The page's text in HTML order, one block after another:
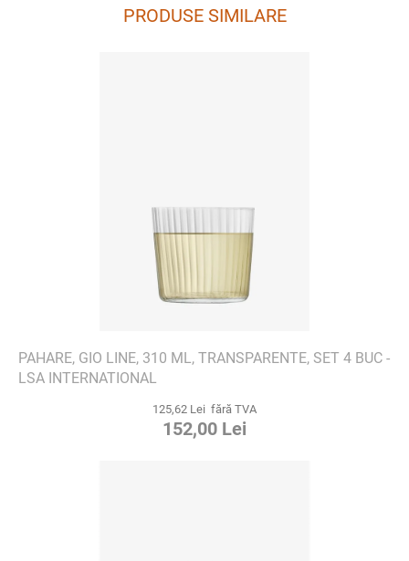
PRODUSE SIMILARE
PAHARE, GIO LINE, 310 ML, TRANSPARENTE, SET 4 BUC -
LSA INTERNATIONAL
125,62 Lei fără TVA
152,00 Lei